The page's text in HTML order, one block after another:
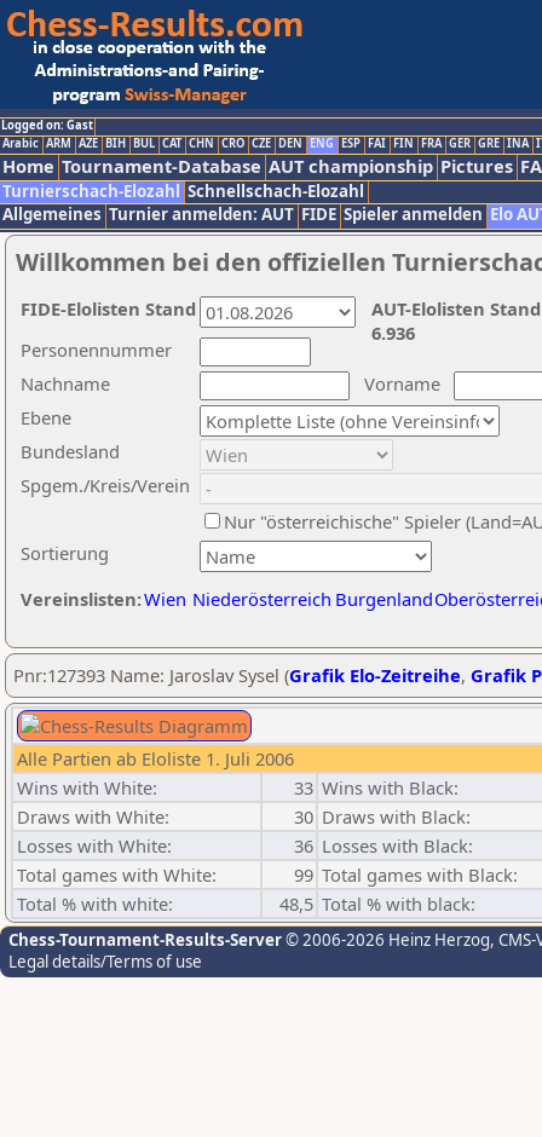
Logged on: Gast
Arabic ARM AZE BIH BUL CAT CHN CRO CZE DEN ENG ESP FAI FIN FRA GER GRE INA
Home Tournament-Database AUT championship Pictures
Turnierschach-Elozahl Schnellschach-Elozahl
Allgemeines Turnier anmelden: AUT FIDE Spieler anmelden Elo
Willkommen bei den offiziellen
Nachname
Vorname
Ebene
Sortierung
Personennummer
Bundesland
Spgem./Kreis/Verein
Nur "österreichische" Spieler
Vereinslisten:Wien Niederösterreich Burgenland
AUT-Elolisten
6.936
FIDE-Elolisten Stand
Pnr:127393 Name: Jaroslav Sysel (Grafik Elo-Zeitreihe, Grafik
Alle Partien ab Eloliste 1. Juli 2006
Wins with White:
33 Wins with Black:
Draws with White:
30 Draws with Black:
Losses with White:
36 Losses with Black:
Total games with White:
99 Total games with Black:
Total % with white:
48,5 Total % with black:
Chess-Tournament-Results-Server© 2006-2026 Heinz Herzog,
Legal details/Terms of use